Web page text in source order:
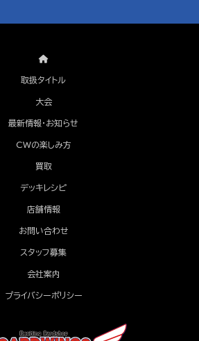
取扱タイトル
大会
最新情報・お知らせ
CWの楽しみ方
買取
デッキレシピ
店舗情報
お問い合わせ
スタッフ募集
会社案内
プライバシーポリシー